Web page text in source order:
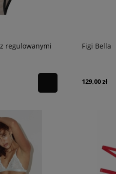
regulowanymi
Figi Bella
129,00 zł